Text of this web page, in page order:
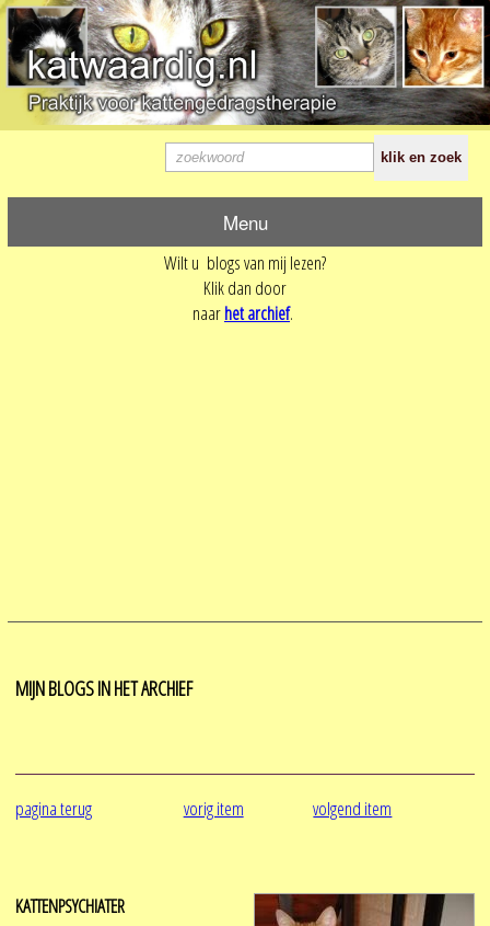
Menu
Wilt u blogs van mij lezen?
Klik dan door
naarhet archief.
MIJN BLOGS IN HET ARCHIEF
pagina terug vorig item volgend item
KATTENPSYCHIATER